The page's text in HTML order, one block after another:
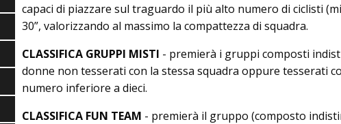
capaci di piazzare sul traguardo il più alto numero di ciclisti
30”, valorizzando al massimo la compattezza di squadra.
CLASSIFICA GRUPPI MISTI - premierà i gruppi composti
donne non tesserati con la stessa squadra oppure tesserati
numero inferiore a dieci.
CLASSIFICA FUN TEAM - premierà il gruppo (composto